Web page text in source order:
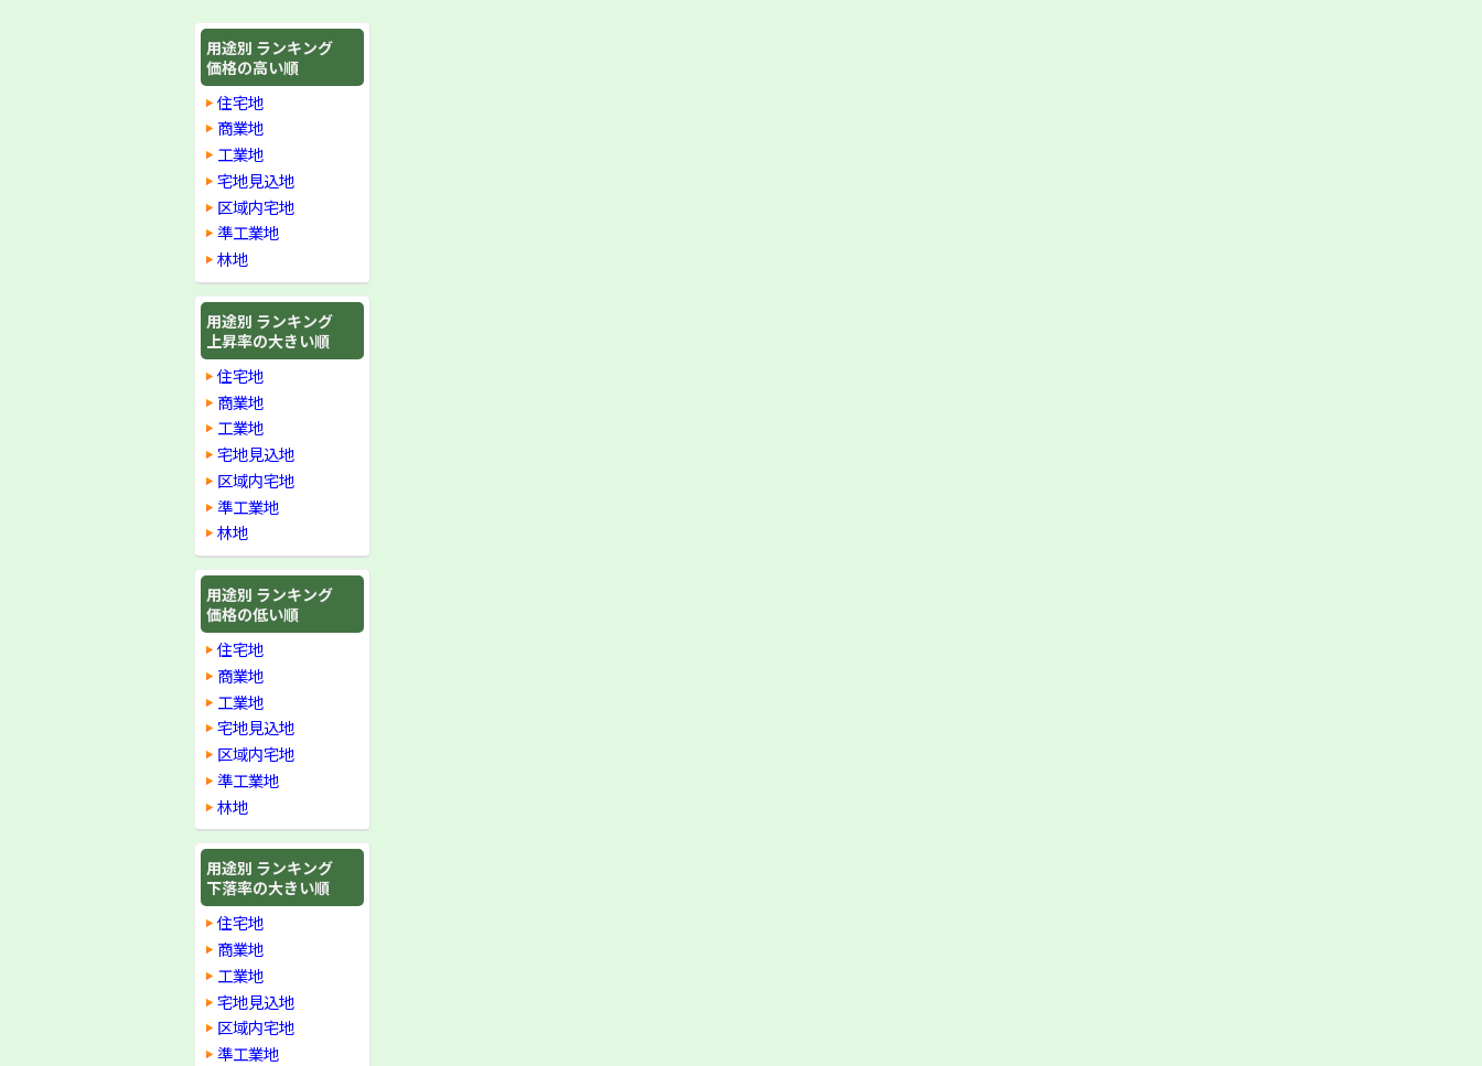
用途別 ランキング
価格の高い順
住宅地
商業地
工業地
宅地見込地
区域内宅地
準工業地
林地
用途別 ランキング
上昇率の大きい順
住宅地
商業地
工業地
宅地見込地
区域内宅地
準工業地
林地
用途別 ランキング
価格の低い順
住宅地
商業地
工業地
宅地見込地
区域内宅地
準工業地
林地
用途別 ランキング
下落率の大きい順
住宅地
商業地
工業地
宅地見込地
区域内宅地
準工業地